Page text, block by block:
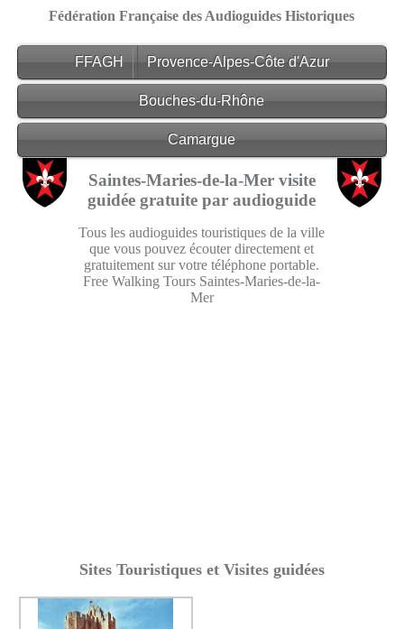
Fédération Française des Audioguides Historiques
FFAGH Provence-Alpes-Côte d'Azur
Bouches-du-Rhône
Camargue
Saintes-Maries-de-la-Mer visite
guidée gratuite par audioguide
Tous les audioguides touristiques de la ville
que vous pouvez écouter directement et
gratuitement sur votre téléphone portable.
Free Walking Tours Saintes-Maries-de-la-
Mer
Sites Touristiques et Visites guidées